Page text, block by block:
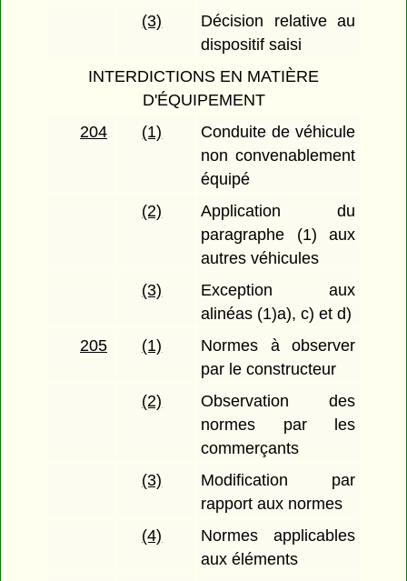
(3)
Décision relative au
dispositif saisi
INTERDICTIONS EN MATIÈRE
D'ÉQUIPEMENT
204
(1)
Conduite de véhicule
non convenablement
équipé
(2)
Application du
paragraphe (1) aux
autres véhicules
(3)
Exception aux
alinéas (1)a), c) et d)
205
(1)
Normes à observer
par le constructeur
(2)
Observation des
normes par les
commerçants
(3)
Modification par
rapport aux normes
(4)
Normes applicables
aux éléments